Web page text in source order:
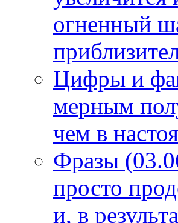
огненный
Цифры и
мерным
чем в
Фразы
просто
и, в